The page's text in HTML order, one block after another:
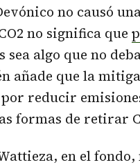
no causó
no significa que
sea algo que no
añade que la
reducir
formas de retirar
en el fondo,